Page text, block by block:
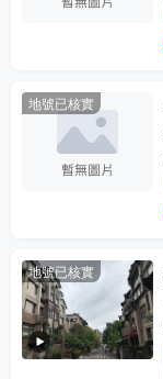
地號已核實
地號已核實